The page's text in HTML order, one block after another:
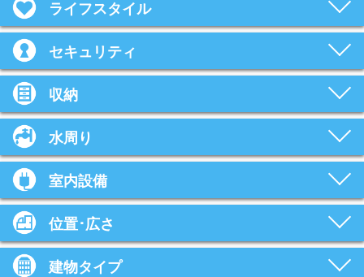
ライフスタイル
セキュリティ
収納
水周り
室内設備
位置･広さ
建物タイプ